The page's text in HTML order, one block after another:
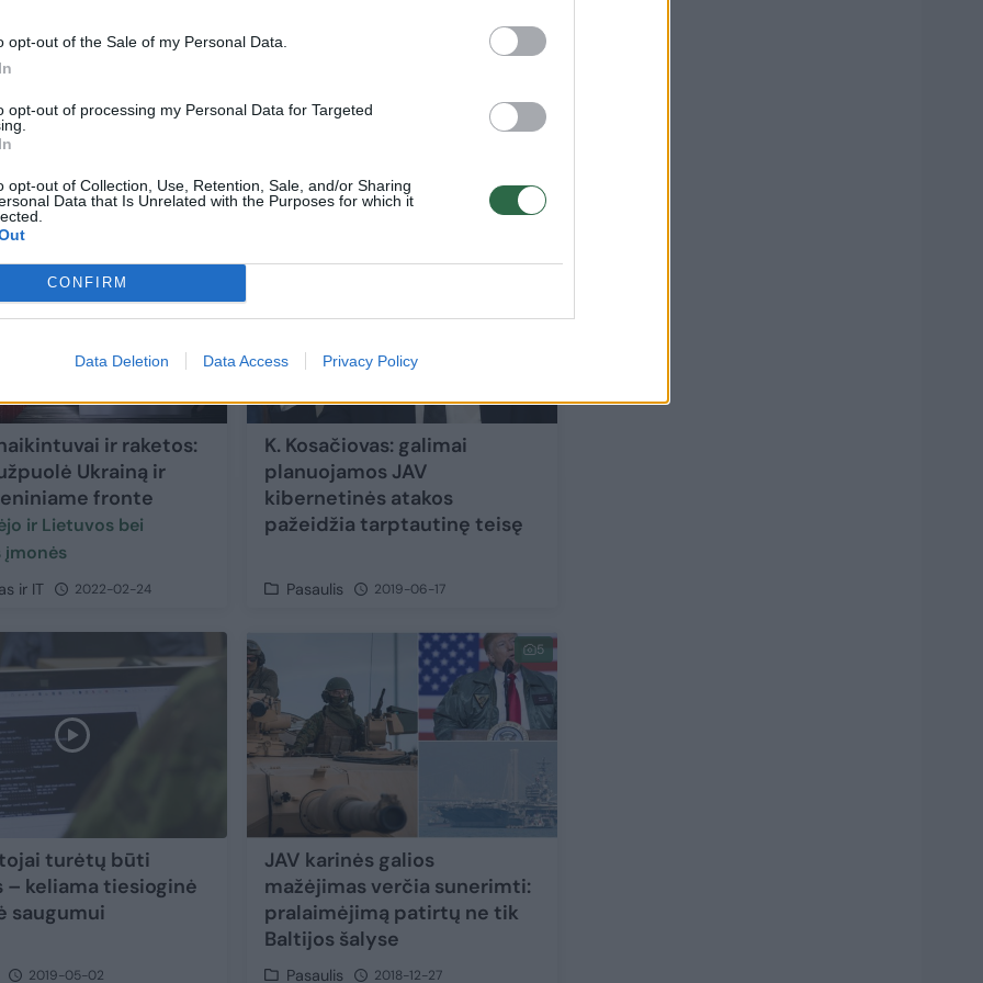
opt-out of the Sale of my Personal Data.
opt-out of processing my Personal Data for Targeted
opt-out of Collection, Use, Retention, Sale, and/or Sharing
Data that Is Unrelated with the Purposes for which it
CONFIRM
Data Deletion Data Access Privacy Policy
Ukraina skelbia atverianti „kibernetinį frontą“
ir raketos:
Ukrainą ir
fronte
ir Lietuvos bei
įmonės
ir IT 2022-02-24
K. Kosačiovas: galimai
planuojamos JAV
kibernetinės atakos
pažeidžia tarptautinę teisę
Pasaulis 2019-06-17
turėtų būti
– keliama tiesioginė
saugumui
2019-05-02
5
JAV karinės galios
mažėjimas verčia sunerimti:
pralaimėjimą patirtų ne tik
Baltijos šalyse
Pasaulis 2018-12-27